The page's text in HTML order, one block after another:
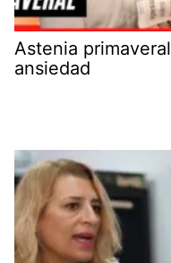
Astenia primaveral
ansiedad